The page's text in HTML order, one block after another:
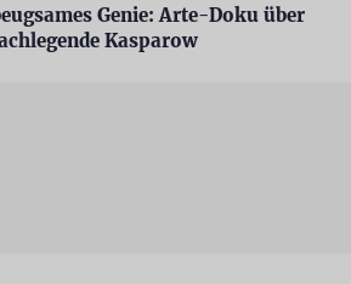
Genie: Arte-Doku über
Kasparow